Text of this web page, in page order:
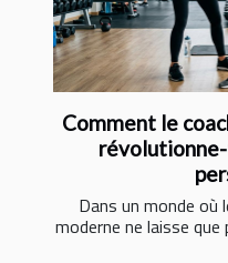
Comment le
Dans un monde
moderne ne laisse que